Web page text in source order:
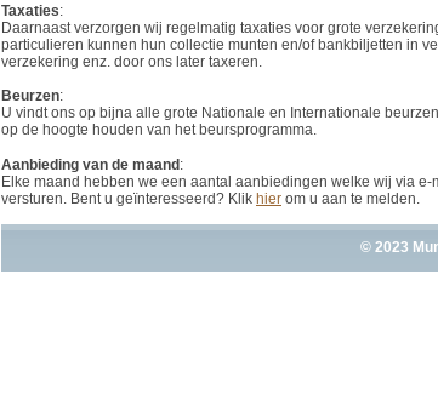
Taxaties:
Daarnaast verzorgen wij regelmatig taxaties voor grote
particulieren kunnen hun collectie munten en/of bankbiljetten in
verzekering enz. door ons later taxeren.
Beurzen:
U vindt ons op bijna alle grote Nationale en Internationale
op de hoogte houden van het beursprogramma.
Aanbieding van de maand:
Elke maand hebben we een aantal aanbiedingen welke wij via e-
versturen. Bent u geïnteresseerd? Klik hier om u aan te melden.
© 2023